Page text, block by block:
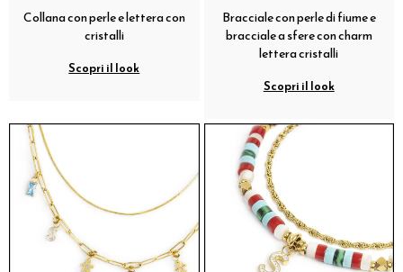
Collana con perle e lettera con
cristalli
Scopri il look
Bracciale con perle di fiume e
bracciale a sfere con charm
lettera cristalli
Scopri il look